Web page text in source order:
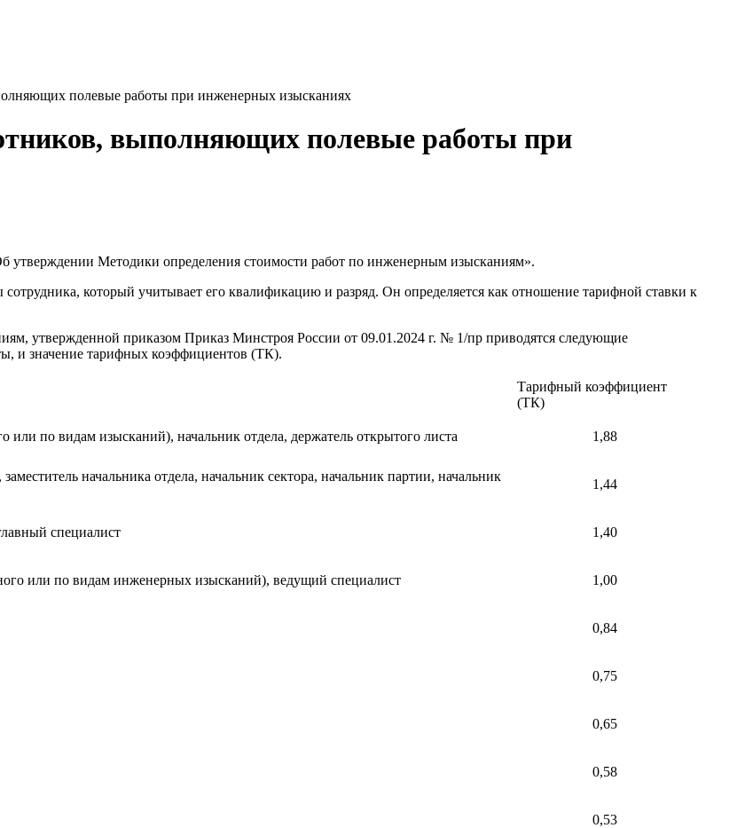
полевые работы при инженерных изысканиях
выполняющих полевые работы при
утверждении Методики определения стоимости работ по инженерным изысканиям».
который учитывает его квалификацию и разряд. Он определяется как отношение тарифной ставки к
утвержденной приказом Приказ Минстроя России от 09.01.2024 г. № 1/пр приводятся следующие
и значение тарифных коэффициентов (ТК).
Тарифный коэффициент
(ТК)
по видам изысканий), начальник отдела, держатель открытого листа 1,88
начальника отдела, начальник сектора, начальник партии, начальник
1,44
специалист 1,40
или по видам инженерных изысканий), ведущий специалист 1,00
0,84
0,75
0,65
0,58
0,53